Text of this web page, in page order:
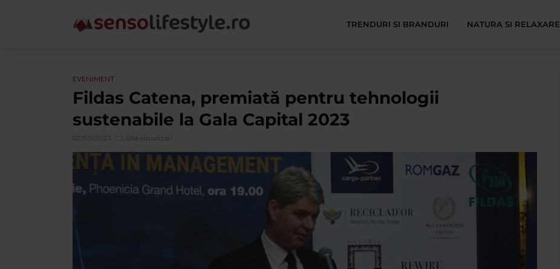
TRENDURI SI BRANDURI NATURA SI RELAXARE
EVENIMENT
Fildas Catena, premiată pentru tehnologii
sustenabile la Gala Capital 2023
02/05/2023 2.066 vizualizari